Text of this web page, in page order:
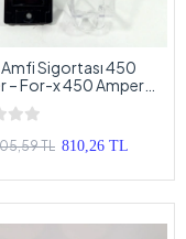
Sigortası 450
– For-x 450 Amper
ANL Oto Anfi
- 450A
TL 810,26 TL